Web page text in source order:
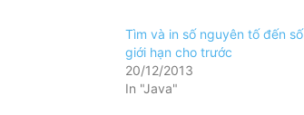
Tìm và in số nguyên tố đến số
giới hạn cho trước
20/12/2013
In "Java"